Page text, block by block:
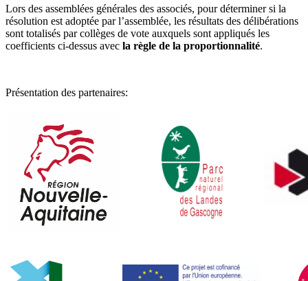
Lors des assemblées générales des associés, pour déterminer si la
résolution est adoptée par l’assemblée, les résultats des délibérations
sont totalisés par collèges de vote auxquels sont appliqués les
coefficients ci-dessus avec la règle de la proportionnalité.
Présentation des partenaires: